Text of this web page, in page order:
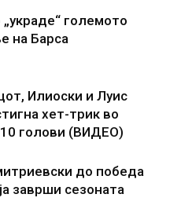
големото
на Барса
Илиоски и Луис
хет-трик во
голови (ВИДЕО)
до победа
заврши сезоната